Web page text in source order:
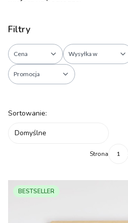
Filtry
Cena Wysyłka w
Promocja
Lista produktów
Sortowanie:
Domyślne
Strona
BESTSELLER